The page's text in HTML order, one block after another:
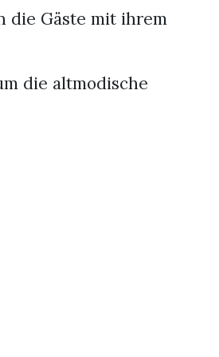
die Gäste mit ihrem
die altmodische